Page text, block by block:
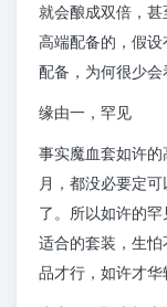
就会酿成双倍，
高端配备的，假
配备，为何很少会
缘由一，罕见
事实魔血套如许
月，都没必要定
了。所以如许的
适合的套装，生
品才行，如许才华